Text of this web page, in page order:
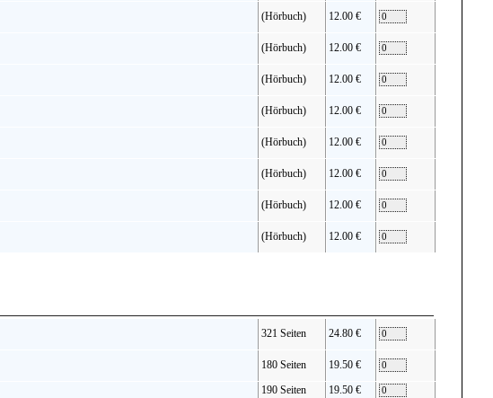
(Hörbuch) 12.00 €
(Hörbuch) 12.00 €
(Hörbuch) 12.00 €
(Hörbuch) 12.00 €
(Hörbuch) 12.00 €
(Hörbuch) 12.00 €
(Hörbuch) 12.00 €
(Hörbuch) 12.00 €
321 Seiten 24.80 €
180 Seiten
19.50 €
190 Seiten
19.50 €